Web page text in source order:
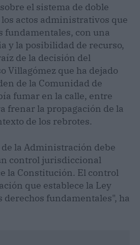
el sistema de doble
actos administrativos que
fundamentales, con una
y la posibilidad de recurso,
de la decisión del
Villagómez que ha dejado
de la Comunidad de
fumar en la calle, entre
frenar la propagación de la
de los rebrotes.
la Administración debe
control jurisdiccional
la Constitución. El control
que establece la Ley
derechos fundamentales", ha